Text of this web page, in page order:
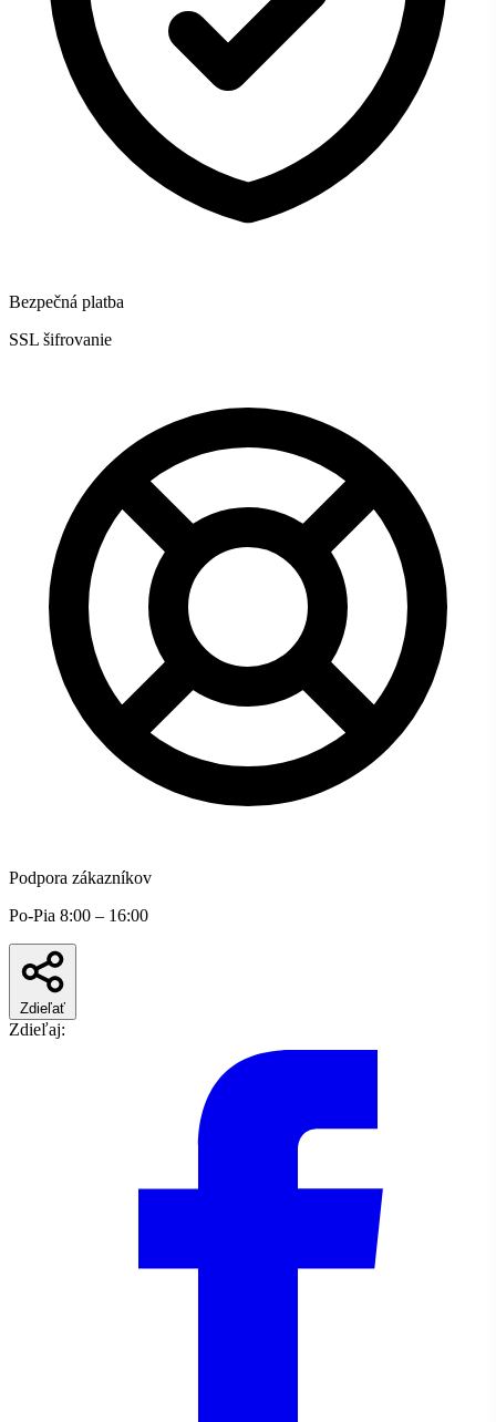
Bezpečná platba
SSL šifrovanie
Podpora zákazníkov
Po-Pia 8:00 – 16:00
Zdieľať
Zdieľaj: